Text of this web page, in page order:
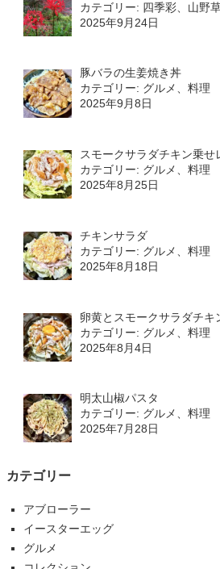
カテゴリー: 四季彩、山野
2025年9月24日
豚バラの生姜焼き丼
カテゴリー: グルメ、料理
2025年9月8日
スモークサラダチキン乗
カテゴリー: グルメ、料理
2025年8月25日
チキンサラダ
カテゴリー: グルメ、料理
2025年8月18日
卵黄とスモークサラダチキ
カテゴリー: グルメ、料理
2025年8月4日
明太山椒パスタ
カテゴリー: グルメ、料理
2025年7月28日
カテゴリー
アブローラー
イースターエッグ
グルメ